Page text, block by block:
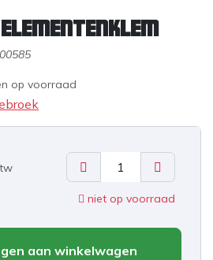
I Elementenklem
op voorraad
tw
niet op voorraad
aan winkelwagen